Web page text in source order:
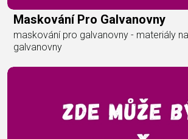
Maskování Pro Galvanovny
maskování pro galvanovny - materiály
galvanovny